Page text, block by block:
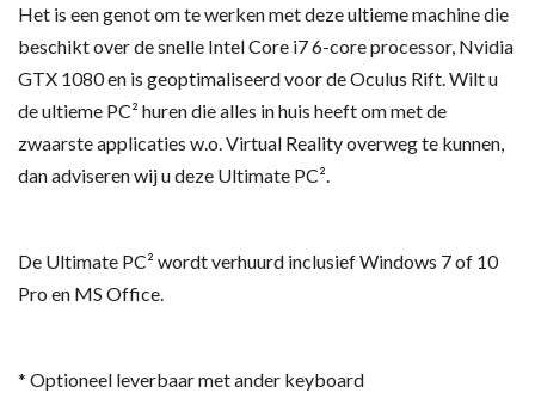
Het is een genot om te werken met deze ultieme machine die
beschikt over de snelle Intel Core i7 6-core processor, Nvidia
GTX 1080 en is geoptimaliseerd voor de Oculus Rift. Wilt u
de ultieme PC² huren die alles in huis heeft om met de
zwaarste applicaties w.o. Virtual Reality overweg te kunnen,
dan adviseren wij u deze Ultimate PC².
De Ultimate PC² wordt verhuurd inclusief Windows 7 of 10
Pro en MS Office.
* Optioneel leverbaar met ander keyboard